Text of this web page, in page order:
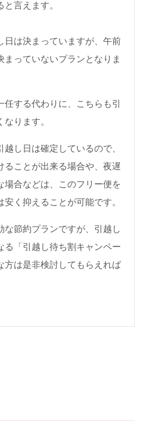
言えます。
日は決まっていますが、午前
まっていないプランとなりま
任する代わりに、こちらも引
ります。
し日は確定しているので、
ることが出来る場合や、夜遅
場合などは、このフリー便を
く抑えることが可能です。
節約プランですが、引越し
る「引越し待ち割キャンペー
方は是非検討してもらえれば